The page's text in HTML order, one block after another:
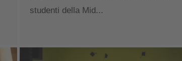
studenti della Mid...